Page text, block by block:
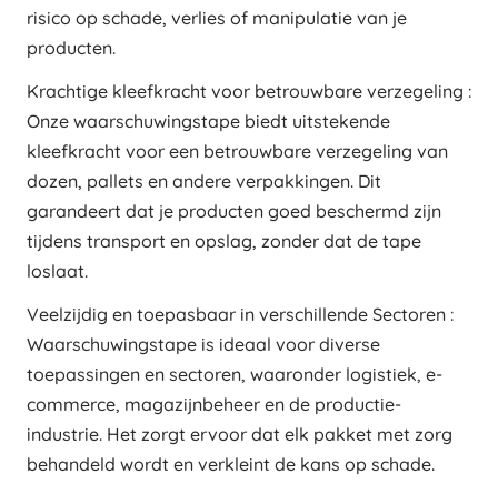
risico op schade, verlies of manipulatie van je
producten.
Krachtige kleefkracht voor betrouwbare verzegeling :
Onze waarschuwingstape biedt uitstekende
kleefkracht voor een betrouwbare verzegeling van
dozen, pallets en andere verpakkingen. Dit
garandeert dat je producten goed beschermd zijn
tijdens transport en opslag, zonder dat de tape
loslaat.
Veelzijdig en toepasbaar in verschillende Sectoren :
Waarschuwingstape is ideaal voor diverse
toepassingen en sectoren, waaronder logistiek, e-
commerce, magazijnbeheer en de productie-
industrie. Het zorgt ervoor dat elk pakket met zorg
behandeld wordt en verkleint de kans op schade.